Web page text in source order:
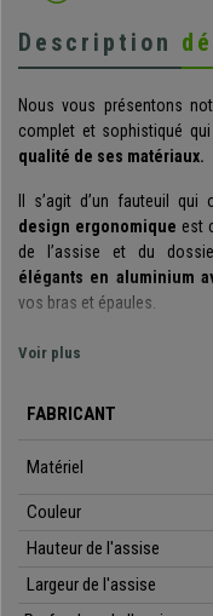
Description
Nous vous présentons
complet et sophistiqué qui
qualité de ses matériaux.
Il s’agit d’un fauteuil
design ergonomique est
de l’assise et du
élégants en aluminium
vos bras et épaules.
Le fauteuil possède de plus
journées de travail.
adaptée pour une
idéale pour des longues et
Vous saurez apprécier
Voir plus
FABRICANT
Matériel
Couleur
Hauteur de l'assise
Largeur de l'assise